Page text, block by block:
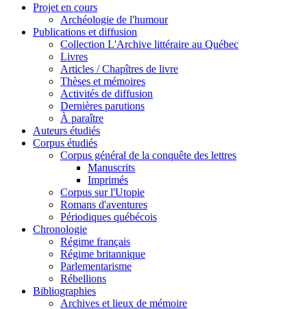
Projet en cours
Archéologie de l'humour
Publications et diffusion
Collection L'Archive littéraire au Québec
Livres
Articles / Chapîtres de livre
Thèses et mémoires
Activités de diffusion
Dernières parutions
À paraître
Auteurs étudiés
Corpus étudiés
Corpus général de la conquête des lettres
Manuscrits
Imprimés
Corpus sur l'Utopie
Romans d'aventures
Périodiques québécois
Chronologie
Régime français
Régime britannique
Parlementarisme
Rébellions
Bibliographies
Archives et lieux de mémoire